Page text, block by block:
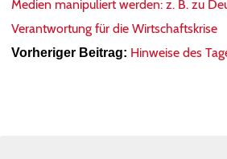
Medien manipuliert werden: z. B. zu
Verantwortung für die Wirtschaftskrise
Vorheriger Beitrag: Hinweise des